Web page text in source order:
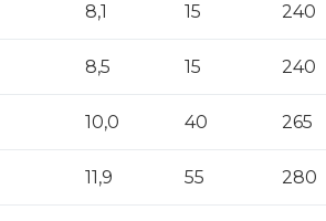
8,1 15 240
8,5 15 240
10,0 40 265
11,9 55 280